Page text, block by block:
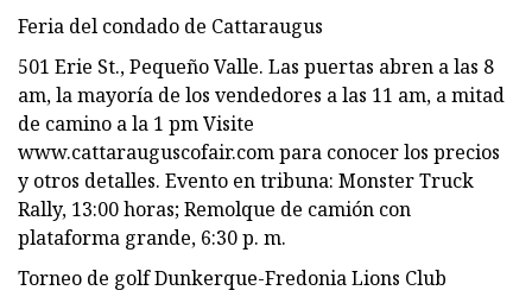
Feria del condado de Cattaraugus
501 Erie St., Pequeño Valle. Las puertas abren a las 8
am, la mayoría de los vendedores a las 11 am, a mitad
de camino a la 1 pm Visite
www.cattarauguscofair.com para conocer los precios
y otros detalles. Evento en tribuna: Monster Truck
Rally, 13:00 horas; Remolque de camión con
plataforma grande, 6:30 p. m.
Torneo de golf Dunkerque-Fredonia Lions Club